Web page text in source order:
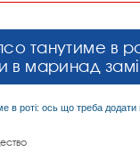
танутиме в
в маринад